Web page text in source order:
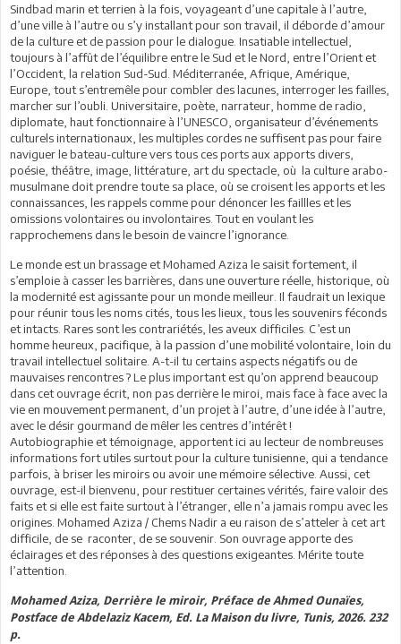
Sindbad marin et terrien à la fois, voyageant d’une capitale à l’autre,
d’une ville à l’autre ou s’y installant pour son travail, il déborde d’amour
de la culture et de passion pour le dialogue. Insatiable intellectuel,
toujours à l’affût de l’équilibre entre le Sud et le Nord, entre l’Orient et
l’Occident, la relation Sud-Sud. Méditerranée, Afrique, Amérique,
Europe, tout s’entremêle pour combler des lacunes, interroger les failles,
marcher sur l’oubli. Universitaire, poète, narrateur, homme de radio,
diplomate, haut fonctionnaire à l’UNESCO, organisateur d’événements
culturels internationaux, les multiples cordes ne suffisent pas pour faire
naviguer le bateau-culture vers tous ces ports aux apports divers,
poésie, théâtre, image, littérature, art du spectacle, où la culture arabo-
musulmane doit prendre toute sa place, où se croisent les apports et les
connaissances, les rappels comme pour dénoncer les faillles et les
omissions volontaires ou involontaires. Tout en voulant les
rapprochemens dans le besoin de vaincre l’ignorance.
Le monde est un brassage et Mohamed Aziza le saisit fortement, il
s’emploie à casser les barrières, dans une ouverture réelle, historique, où
la modernité est agissante pour un monde meilleur. Il faudrait un lexique
pour réunir tous les noms cités, tous les lieux, tous les souvenirs féconds
et intacts. Rares sont les contrariétés, les aveux difficiles. C’est un
homme heureux, pacifique, à la passion d’une mobilité volontaire, loin du
travail intellectuel solitaire. A-t-il tu certains aspects négatifs ou de
mauvaises rencontres ? Le plus important est qu’on apprend beaucoup
dans cet ouvrage écrit, non pas derrière le miroi, mais face à face avec la
vie en mouvement permanent, d’un projet à l’autre, d’une idée à l’autre,
avec le désir gourmand de mêler les centres d’intérêt !
Autobiographie et témoignage, apportent ici au lecteur de nombreuses
informations fort utiles surtout pour la culture tunisienne, qui a tendance
parfois, à briser les miroirs ou avoir une mémoire sélective. Aussi, cet
ouvrage, est-il bienvenu, pour restituer certaines vérités, faire valoir des
faits et si elle est faite surtout à l’étranger, elle n’a jamais rompu avec les
origines. Mohamed Aziza / Chems Nadir a eu raison de s’atteler à cet art
difficile, de se raconter, de se souvenir. Son ouvrage apporte des
éclairages et des réponses à des questions exigeantes. Mérite toute
l’attention.
Mohamed Aziza, Derrière le miroir, Préface de Ahmed Ounaïes,
Postface de Abdelaziz Kacem, Ed. La Maison du livre, Tunis, 2026. 232
p.